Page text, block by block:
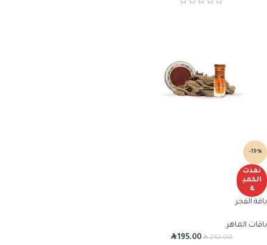
-19%
نفذت
الكمي
ة
باقة الفجر
باقات الماهر
R242.00
R195.00